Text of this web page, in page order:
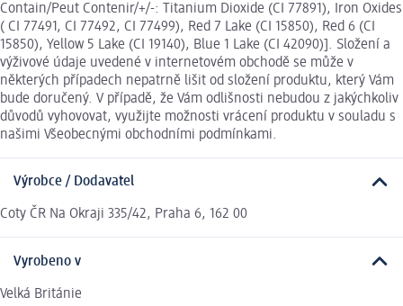
Contain/Peut Contenir/+/-: Titanium Dioxide (CI 77891), Iron Oxides
( CI 77491, CI 77492, CI 77499), Red 7 Lake (CI 15850), Red 6 (CI
15850), Yellow 5 Lake (CI 19140), Blue 1 Lake (CI 42090)]. Složení a
výživové údaje uvedené v internetovém obchodě se může v
některých případech nepatrně lišit od složení produktu, který Vám
bude doručený. V případě, že Vám odlišnosti nebudou z jakýchkoliv
důvodů vyhovovat, využijte možnosti vrácení produktu v souladu s
našimi Všeobecnými obchodními podmínkami.
Výrobce / Dodavatel
Coty ČR Na Okraji 335/42, Praha 6, 162 00
Vyrobeno v
Velká Británie